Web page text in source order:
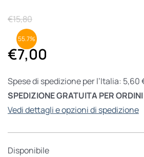
€15,80
€7,00
55.7%
Spese di spedizione per l’Italia: 5,60
SPEDIZIONE GRATUITA PER
Vedi dettagli e opzioni di spedizione
Disponibile